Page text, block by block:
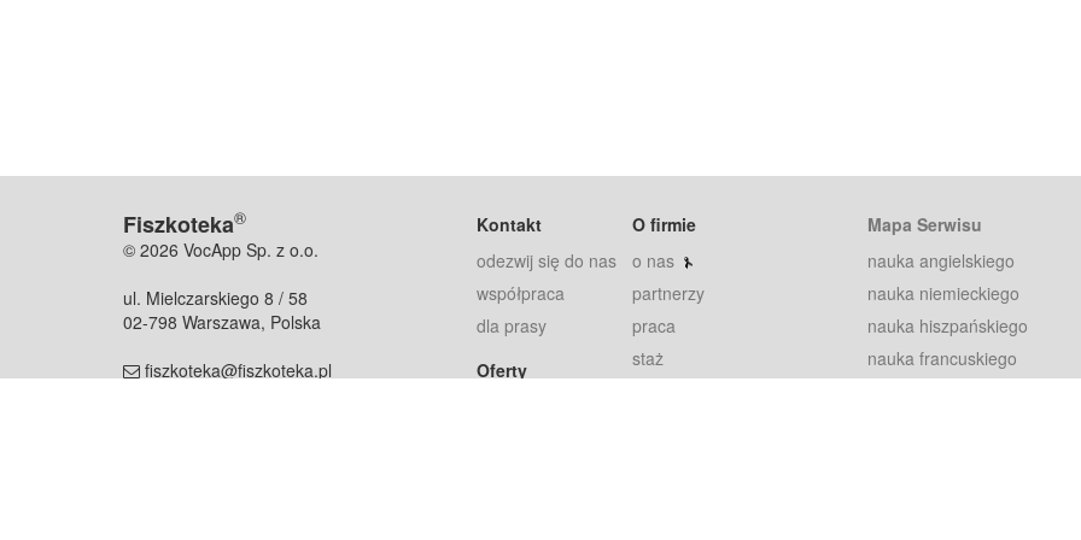
Fiszkoteka®
© 2026 VocApp Sp. z o.o.
ul. Mielczarskiego 8 / 58
02-798 Warszawa, Polska
fiszkoteka@fiszkoteka.pl
Kontakt
odezwij się do nas
współpraca
dla prasy
Oferty
O firmie
o nas
partnerzy
praca
staż
Mapa Serwisu
nauka angielskiego
nauka niemieckiego
nauka hiszpańskiego
nauka francuskiego